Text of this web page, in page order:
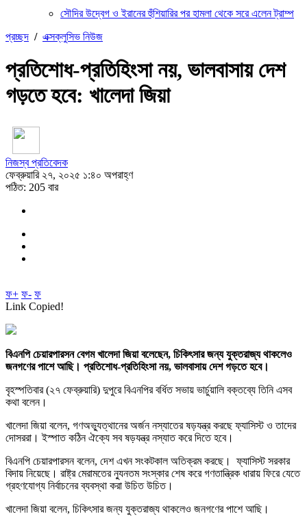
সৌদির উদ্বেগ ও ইরানের হুঁশিয়ারির পর হামলা থেকে সরে এলেন ট্রাম্প
প্রচ্ছদ / এক্সক্লুসিভ নিউজ
প্রতিশোধ-প্রতিহিংসা নয়, ভালবাসায় দেশ
গড়তে হবে: খালেদা জিয়া
নিজস্ব প্রতিবেদক
ফেব্রুয়ারি ২৭, ২০২৫ ১:৪০ অপরাহ্ণ
পঠিত: 205 বার
ফ+ ফ- ফ
Link Copied!
বিএনপি চেয়ারপারসন বেগম খালেদা জিয়া বলেছেন, চিকিৎসার জন্য যুক্তরাজ্য থাকলেও
জনগণের পাশে আছি। প্রতিশোধ-প্রতিহিংসা নয়, ভালবাসায় দেশ গড়তে হবে।
বৃহস্পতিবার (২৭ ফেব্রুয়ারি) দুপুরে বিএনপির বর্ধিত সভায় ভার্চুয়ালি বক্তব্যে তিনি এসব
কথা বলেন।
খালেদা জিয়া বলেন, গণঅভ্যুত্থানের অর্জন নস্যাতের ষড়যন্ত্র করছে ফ্যাসিস্ট ও তাদের
দোসররা। ইস্পাত কঠিন ঐক্যে সব ষড়যন্ত্র নস্যাত করে দিতে হবে।
বিএনপি চেয়ারপারসন বলেন, দেশ এখন সংকটকাল অতিক্রম করছে। ফ্যাসিস্ট সরকার
বিদায় নিয়েছে। রাষ্ট্র মেরামতের ন্যুনতম সংস্কার শেষ করে গণতান্ত্রিক ধারায় ফিরে যেতে
গ্রহণযোগ্য নির্বাচনের ব্যবস্থা করা উচিত উচিত।
খালেদা জিয়া বলেন, চিকিৎসার জন্য যুক্তরাজ্য থাকলেও জনগণের পাশে আছি।